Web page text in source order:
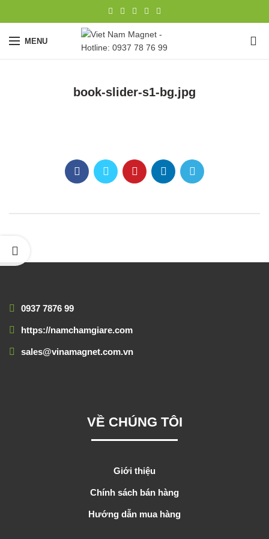
MENU
book-slider-s1-bg.jpg
0937 7876 99
https://namchamgiare.com
sales@vinamagnet.com.vn
VỀ CHÚNG TÔI
Giới thiệu
Chính sách bán hàng
Hướng dẫn mua hàng